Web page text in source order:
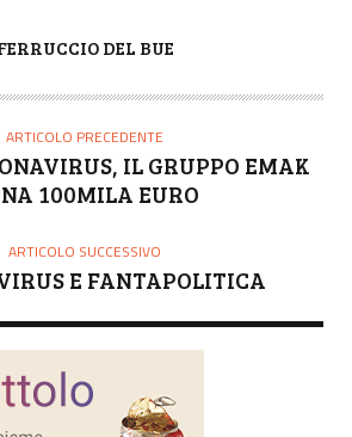
DEL BUE
ARTICOLO PRECEDENTE
IL GRUPPO EMAK
100MILA EURO
ARTICOLO SUCCESSIVO
E FANTAPOLITICA